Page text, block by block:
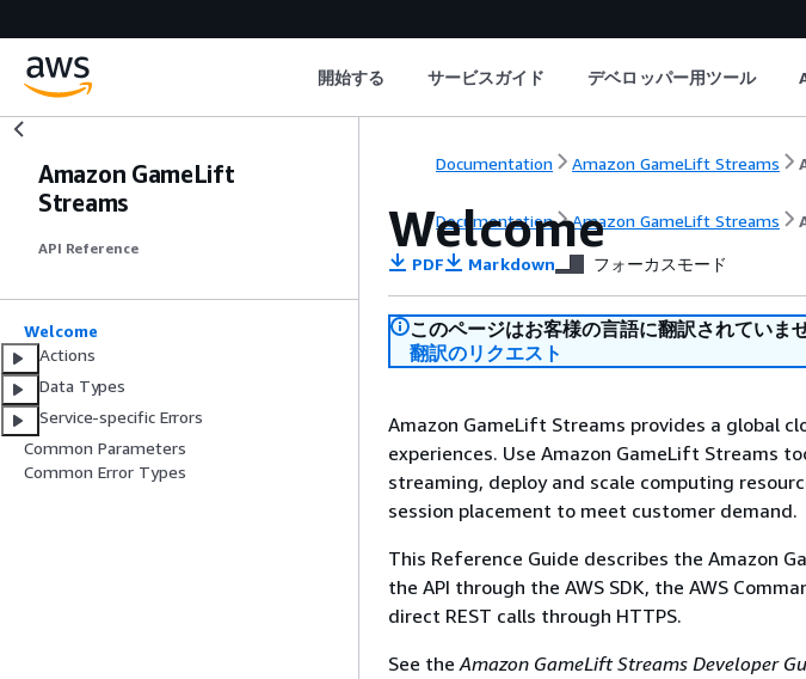
開始する サービスガイド デベロッパー用ツール
Amazon GameLift
Streams
API Reference
Welcome
Actions
Data Types
Service-specific Errors
Common Parameters
Common Error Types
Documentation Amazon GameLift Streams
Documentation Amazon GameLift Streams
Welcome
PDF Markdown フォーカスモード
このページはお客様の言語に翻訳されていませ
翻訳のリクエスト
Amazon GameLift Streams provides a global
experiences. Use Amazon GameLift Streams
streaming, deploy and scale computing
session placement to meet customer demand.
This Reference Guide describes the Amazon
the API through the AWS SDK, the AWS
direct REST calls through HTTPS.
See theAmazon GameLift Streams Developer